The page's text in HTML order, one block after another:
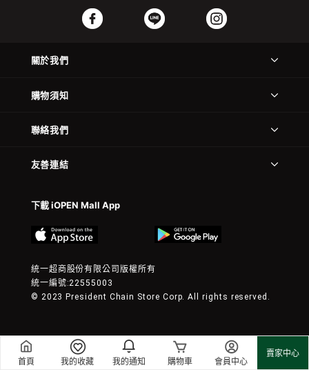
首頁 我的收藏 我的通知 購物車 會員中心
賣家中心
關於我們
購物須知
聯絡我們
友善連結
下載 iOPEN Mall App
統一超商股份有限公司版權所有
統一編號:22555003
© 2023 President Chain Store Corp. All rights reserved.